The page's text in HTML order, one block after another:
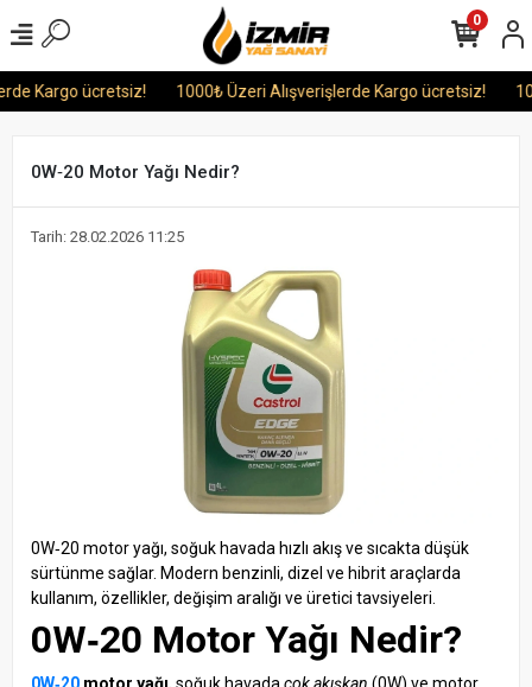
Kargo ücretsiz! 1000₺ Üzeri Alışverişlerde Kargo ücretsiz!
0
0W‑20 Motor Yağı Nedir?
Tarih: 28.02.2026 11:25
0W‑20 motor yağı, soğuk havada hızlı akış ve sıcakta düşük
sürtünme sağlar. Modern benzinli, dizel ve hibrit araçlarda
kullanım, özellikler, değişim aralığı ve üretici tavsiyeleri.
0W‑20 Motor Yağı Nedir?
0W‑20 motor yağı, soğuk havada çok akışkan (0W) ve motor